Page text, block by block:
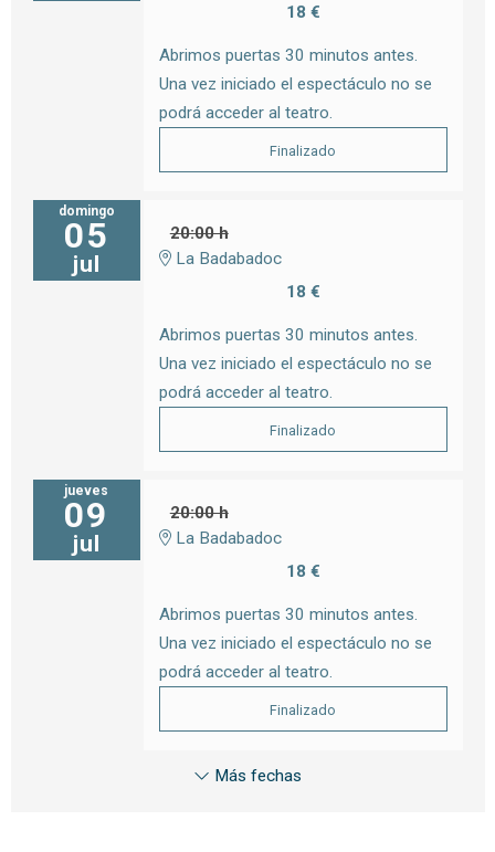
18 €
Abrimos puertas 30 minutos antes.
Una vez iniciado el espectáculo no se
podrá acceder al teatro.
Finalizado
domingo
05
jul
20:00 h
La Badabadoc
18 €
Abrimos puertas 30 minutos antes.
Una vez iniciado el espectáculo no se
podrá acceder al teatro.
Finalizado
jueves
09
jul
20:00 h
La Badabadoc
18 €
Abrimos puertas 30 minutos antes.
Una vez iniciado el espectáculo no se
podrá acceder al teatro.
Finalizado
Más fechas